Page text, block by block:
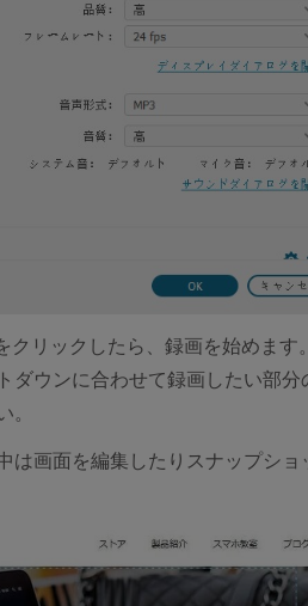
クリックしたら、録画を始めます
ダウンに合わせて録画したい部分
画面を編集したりスナップショ